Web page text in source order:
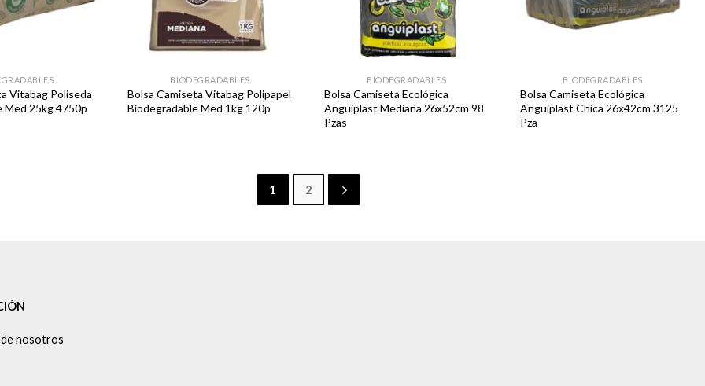
Vitabag Poliseda
Med 25kg 4750p
BIODEGRADABLES
Bolsa Camiseta Vitabag Polipapel
Biodegradable Med 1kg 120p
BIODEGRADABLES
Bolsa Camiseta Ecológica
Anguiplast Mediana 26x52cm 98
Pzas
BIODEGRADABLES
Bolsa Camiseta Ecológica
Anguiplast Chica 26x42cm 3125
Pza
1 2
nosotros